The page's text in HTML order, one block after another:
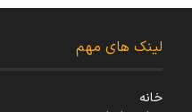
لینک های مهم
خانه